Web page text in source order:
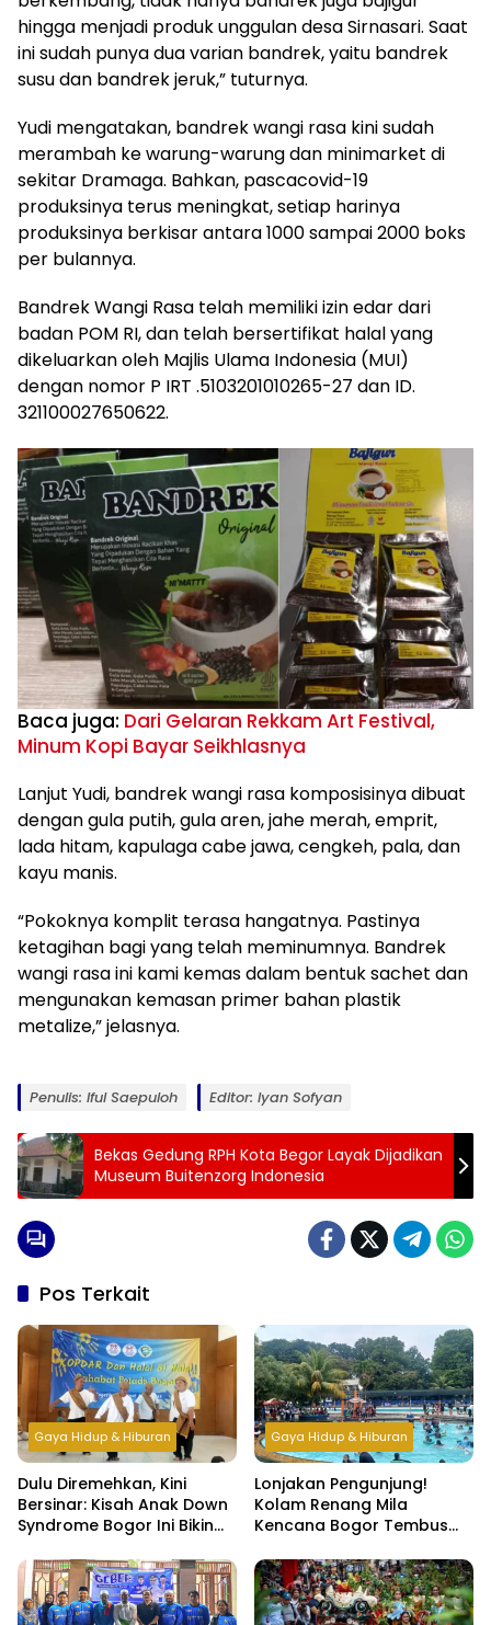
hingga menjadi produk unggulan desa Sirnasari. Saat
ini sudah punya dua varian bandrek, yaitu bandrek
susu dan bandrek jeruk,” tuturnya.
Yudi mengatakan, bandrek wangi rasa kini sudah
merambah ke warung-warung dan minimarket di
sekitar Dramaga. Bahkan, pascacovid-19
produksinya terus meningkat, setiap harinya
produksinya berkisar antara 1000 sampai 2000 boks
per bulannya.
Bandrek Wangi Rasa telah memiliki izin edar dari
badan POM RI, dan telah bersertifikat halal yang
dikeluarkan oleh Majlis Ulama Indonesia (MUI)
dengan nomor P IRT .5103201010265-27 dan ID.
321100027650622.
Baca juga: Dari Gelaran Rekkam Art Festival,
Minum Kopi Bayar Seikhlasnya
Lanjut Yudi, bandrek wangi rasa komposisinya dibuat
dengan gula putih, gula aren, jahe merah, emprit,
lada hitam, kapulaga cabe jawa, cengkeh, pala, dan
kayu manis.
“Pokoknya komplit terasa hangatnya. Pastinya
ketagihan bagi yang telah meminumnya. Bandrek
wangi rasa ini kami kemas dalam bentuk sachet dan
mengunakan kemasan primer bahan plastik
metalize,” jelasnya.
Penulis: Iful Saepuloh Editor: Iyan Sofyan
Bekas Gedung RPH Kota Begor Layak Dijadikan
Museum Buitenzorg Indonesia
Pos Terkait
Gaya Hidup & Hiburan
Dulu Diremehkan, Kini
Bersinar: Kisah Anak Down
Syndrome Bogor Ini Bikin
Gaya Hidup & Hiburan
Lonjakan Pengunjung!
Kolam Renang Mila
Kencana Bogor Tembus
Lebaran